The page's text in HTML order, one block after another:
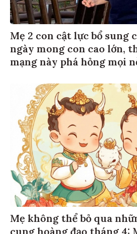
Mẹ 2 con cật lực bổ sung
ngày mong con cao lớn,
mạng này phá hỏng mọi
Mẹ không thể bỏ qua